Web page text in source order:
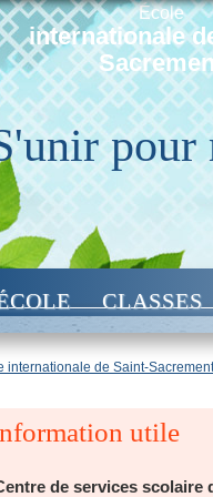
École
internationale
pour
CLASSES
internationale de Saint-Sacrement
utile
de services scolaire